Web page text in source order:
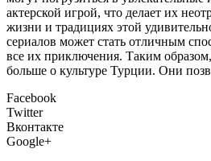
актерской игрой, что делает их
жизни и традициях этой
сериалов может стать отличным
все их приключения. Таким
больше о культуре Турции. Они
Facebook
Twitter
Вконтакте
Google+